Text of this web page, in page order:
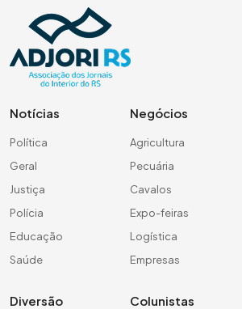
Notícias
Política
Geral
Justiça
Polícia
Educação
Saúde
Negócios
Agricultura
Pecuária
Cavalos
Expo-feiras
Logística
Empresas
Diversão Colunistas